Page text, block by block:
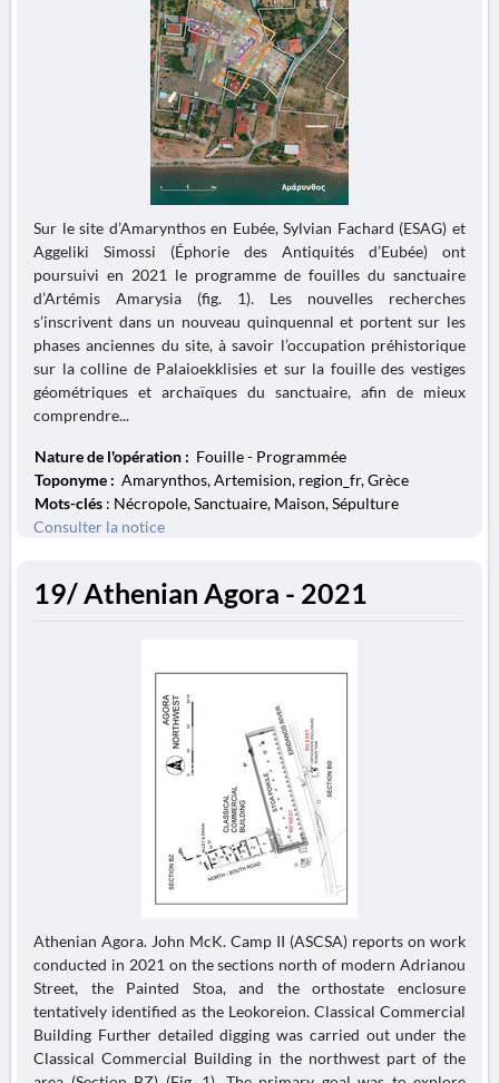
Sur le site d’Amarynthos en Eubée, Sylvian Fachard (ESAG) et
Aggeliki Simossi (Éphorie des Antiquités d’Eubée) ont
poursuivi en 2021 le programme de fouilles du sanctuaire
d’Artémis Amarysia (fig. 1). Les nouvelles recherches
s’inscrivent dans un nouveau quinquennal et portent sur les
phases anciennes du site, à savoir l’occupation préhistorique
sur la colline de Palaioekklisies et sur la fouille des vestiges
géométriques et archaïques du sanctuaire, afin de mieux
comprendre...
Nature de l'opération : Fouille - Programmée
Toponyme : Amarynthos, Artemision, region_fr, Grèce
Mots-clés : Nécropole, Sanctuaire, Maison, Sépulture
Consulter la notice
19/ Athenian Agora - 2021
Athenian Agora. John McK. Camp II (ASCSA) reports on work
conducted in 2021 on the sections north of modern Adrianou
Street, the Painted Stoa, and the orthostate enclosure
tentatively identified as the Leokoreion. Classical Commercial
Building Further detailed digging was carried out under the
Classical Commercial Building in the northwest part of the